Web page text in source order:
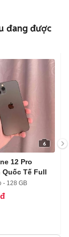
đang được
6
12 Pro
Quốc Tế Full
- 128 GB